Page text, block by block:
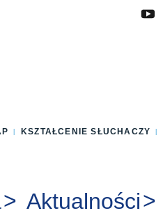
KSZTAŁCENIE SŁUCHACZY
Aktualności